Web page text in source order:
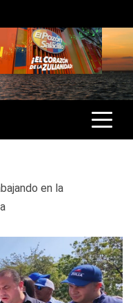
VENEZUELA Y
en la